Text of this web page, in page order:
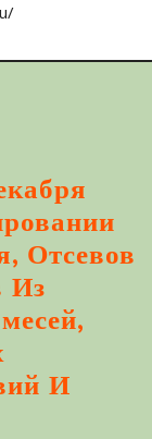
Отсевов
Из
И